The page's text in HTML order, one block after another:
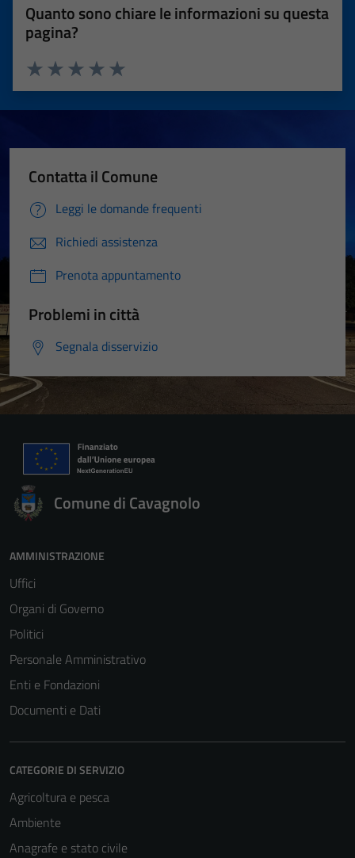
Quanto sono chiare le informazioni su questa
pagina?
Valuta 5 stelle su 5
Valuta 4 stelle su 5
Valuta 3 stelle su 5
Valuta 2 stelle su 5
Valuta 1 stelle su 5
Contatta il Comune
Leggi le domande frequenti
Richiedi assistenza
Prenota appuntamento
Problemi in città
Segnala disservizio
Comune di Cavagnolo
AMMINISTRAZIONE
Uffici
Organi di Governo
Politici
Personale Amministrativo
Enti e Fondazioni
Documenti e Dati
CATEGORIE DI SERVIZIO
Agricoltura e pesca
Ambiente
Anagrafe e stato civile